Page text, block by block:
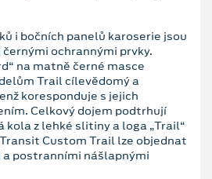
i bočních panelů karoserie jsou
ochrannými prvky.
na matně černé masce
Trail cílevědomý a
koresponduje s jejich
Celkový dojem podtrhují
z lehké slitiny a loga „Trail“
Custom Trail lze objednat
postranními nášlapnými